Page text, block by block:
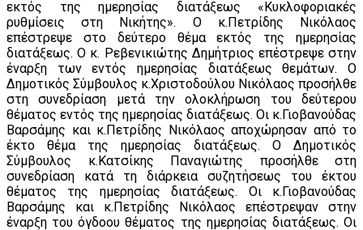
εκτός της ημερησίας διατάξεως «Κυκλοφοριακές
ρυθμίσεις στη Νικήτης». Ο κ.Πετρίδης Νικόλαος
επέστρεψε στο δεύτερο θέμα εκτός της ημερησίας
διατάξεως. Ο κ. Ρεβενικιώτης Δημήτριος επέστρεψε στην
έναρξη των εντός ημερησίας διατάξεως θεμάτων. Ο
Δημοτικός Σύμβουλος κ.Χριστοδούλου Νικόλαος προσήλθε
στη συνεδρίαση μετά την ολοκλήρωση του δεύτερου
θέματος εντός της ημερησίας διατάξεως. Οι κ.Γιοβανούδας
Βαρσάμης και κ.Πετρίδης Νικόλαος αποχώρησαν από το
έκτο θέμα της ημερησίας διατάξεως. Ο Δημοτικός
Σύμβουλος κ.Κατσίκης Παναγιώτης προσήλθε στη
συνεδρίαση κατά τη διάρκεια συζητήσεως του έκτου
θέματος της ημερησίας διατάξεως. Οι κ.Γιοβανούδας
Βαρσάμης και κ.Πετρίδης Νικόλαος επέστρεψαν στην
έναρξη του όγδοου θέματος της ημερησίας διατάξεως. Οι